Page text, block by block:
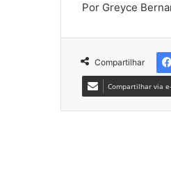
Por Greyce
Compartilhar
Compartilhar via